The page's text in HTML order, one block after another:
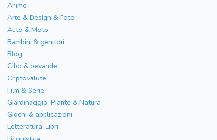
Anime
Arte & Design & Foto
Auto & Moto
Bambini & genitori
Blog
Cibo & bevande
Criptovalute
Film & Serie
Giardinaggio, Piante & Natura
Giochi & applicazioni
Letteratura, Libri